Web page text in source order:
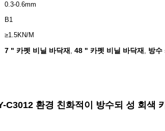
0.3-0.6mm
B1
≥1.5KN/M
7 " 카펫 비닐 바닥재 , 48 " 카펫 비닐 바닥재 , 방수
C3012 환경 친화적이 방수되 성 회색